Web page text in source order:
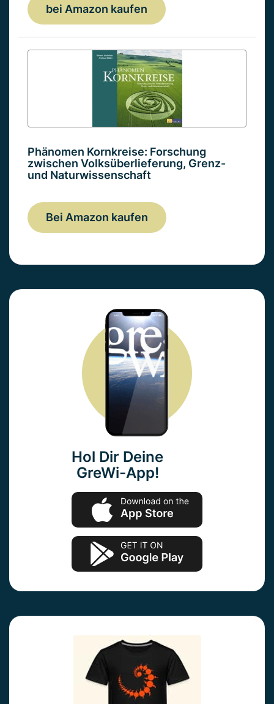
bei Amazon kaufen
Phänomen Kornkreise: Forschung
zwischen Volksüberlieferung, Grenz-
und Naturwissenschaft
Bei Amazon kaufen
Hol Dir Deine
GreWi-App!